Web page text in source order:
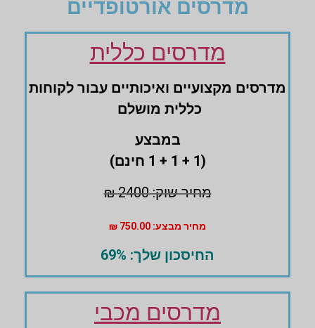
מדרסים אורטופדיים
מדרסים כללית
מדרסים ‏מקצועיים ‏ואיכותיים עבור לקוחות
‏כללית מושלם
במבצע
(1 + 1 + 1 חינם)
מחיר שוק: 2400 ₪
מחיר מבצע: 750.00 ₪
החיסכון שלך: 69%
מדרסים מכבי